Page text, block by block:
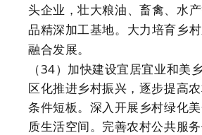
头企业，壮大粮油、畜禽、水
品精深加工基地。大力培育乡
融合发展。
（34）加快建设宜居宜业和美
区化推进乡村振兴，逐步提高
条件短板。深入开展乡村绿化
质生活空间。完善农村公共服